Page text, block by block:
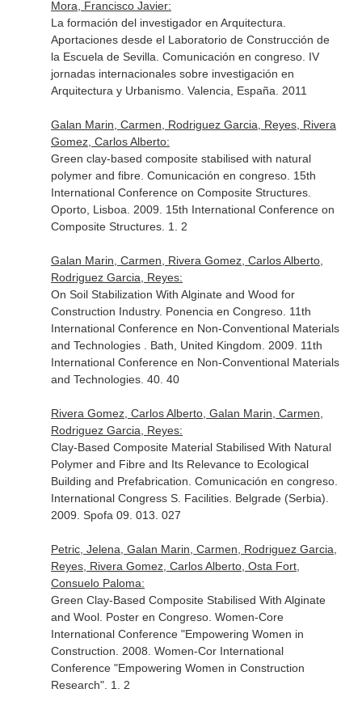
Mora, Francisco Javier:
La formación del investigador en Arquitectura.
Aportaciones desde el Laboratorio de Construcción de
la Escuela de Sevilla. Comunicación en congreso. IV
jornadas internacionales sobre investigación en
Arquitectura y Urbanismo. Valencia, España. 2011
Galan Marin, Carmen, Rodriguez Garcia, Reyes, Rivera
Gomez, Carlos Alberto:
Green clay-based composite stabilised with natural
polymer and fibre. Comunicación en congreso. 15th
International Conference on Composite Structures.
Oporto, Lisboa. 2009. 15th International Conference on
Composite Structures. 1. 2
Galan Marin, Carmen, Rivera Gomez, Carlos Alberto,
Rodriguez Garcia, Reyes:
On Soil Stabilization With Alginate and Wood for
Construction Industry. Ponencia en Congreso. 11th
International Conference en Non-Conventional Materials
and Technologies . Bath, United Kingdom. 2009. 11th
International Conference en Non-Conventional Materials
and Technologies. 40. 40
Rivera Gomez, Carlos Alberto, Galan Marin, Carmen,
Rodriguez Garcia, Reyes:
Clay-Based Composite Material Stabilised With Natural
Polymer and Fibre and Its Relevance to Ecological
Building and Prefabrication. Comunicación en congreso.
International Congress S. Facilities. Belgrade (Serbia).
2009. Spofa 09. 013. 027
Petric, Jelena, Galan Marin, Carmen, Rodriguez Garcia,
Reyes, Rivera Gomez, Carlos Alberto, Osta Fort,
Consuelo Paloma:
Green Clay-Based Composite Stabilised With Alginate
and Wool. Poster en Congreso. Women-Core
International Conference "Empowering Women in
Construction. 2008. Women-Cor International
Conference "Empowering Women in Construction
Research". 1. 2